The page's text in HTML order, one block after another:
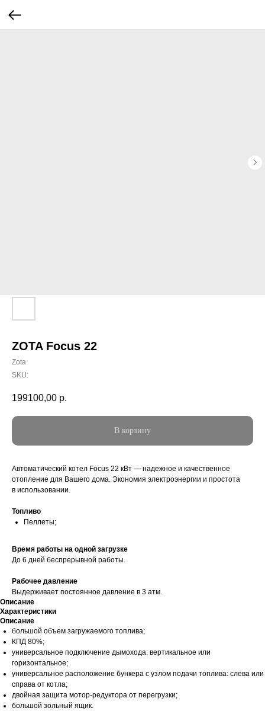
ZOTA Focus 22
Zota
SKU:
199100,00 р.
В корзину
Автоматический котел Focus 22 кВт — надежное и качественное
отопление для Вашего дома. Экономия электроэнергии и простота
в использовании.
Топливо
Пеллеты;
Время работы на одной загрузке
До 6 дней беспрерывной работы.
Рабочее давление
Выдерживает постоянное давление в 3 атм.
Описание
Характеристики
Описание
большой объем загружаемого топлива;
КПД 80%;
универсальное подключение дымохода: вертикальное или
горизонтальное;
универсальное расположение бункера с узлом подачи топлива: слева или
справа от котла;
двойная защита мотор-редуктора от перегрузки;
большой зольный ящик.